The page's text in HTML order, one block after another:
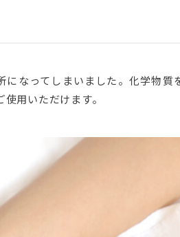
なってしまいました。化学物質
用いただけます。